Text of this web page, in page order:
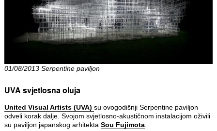
01/08/2013 Serpentine paviljon
UVA svjetlosna oluja
United Visual Artists (UVA) su ovogodišnji Serpentine paviljon
odveli korak dalje. Svojom svjetlosno-akustičnom instalacijom oživili
su paviljon japanskog arhitekta Sou Fujimota.